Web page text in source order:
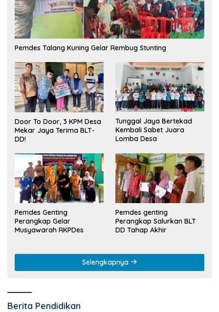
Pemdes Talang Kuning Gelar Rembug Stunting
Door To Door, 3 KPM Desa
Mekar Jaya Terima BLT-
DD!
Tunggal Jaya Bertekad
Kembali Sabet Juara
Lomba Desa
Pemdes Genting
Perangkap Gelar
Musyawarah RKPDes
Pemdes genting
Perangkap Salurkan BLT
DD Tahap Akhir
Selengkapnya
Berita Pendidikan